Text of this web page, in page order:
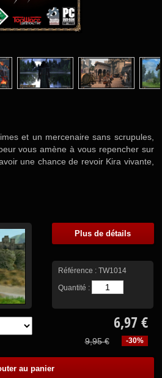
et un mercenaire sans scrupules,
vous amène à vous repencher sur
une chance de revoir Kira vivante,
Plus de détails
Référence : TW1014
Quantité :
6,97 €
-30%
9,95 €